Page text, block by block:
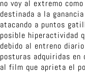
no voy al extremo
destinada a la
atacando a puntos
posible hiperactividad
debido al entreno
posturas adquiridas
al film que aprieta el